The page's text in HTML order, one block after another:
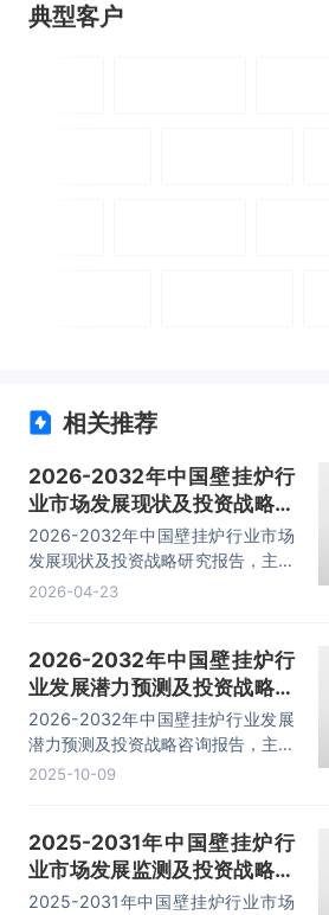
典型客户
相关推荐
2026-2032年中国壁挂炉行
业市场发展现状及投资战略研
究报告
2026-2032年中国壁挂炉行业市场
发展现状及投资战略研究报告，主要
包括市场分析、生产企业分析、投资
2026-04-23
2026-2032年中国壁挂炉行
业发展潜力预测及投资战略咨
询报告
2026-2032年中国壁挂炉行业发展
潜力预测及投资战略咨询报告，主要
包括行业产品进出口数据分析、生产
容。
2025-10-09
2025-2031年中国壁挂炉行
业市场发展监测及投资战略规
划报告
2025-2031年中国壁挂炉行业市场